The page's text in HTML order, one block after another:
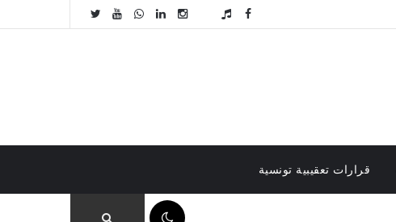
قرارات تعقيبية تونسية